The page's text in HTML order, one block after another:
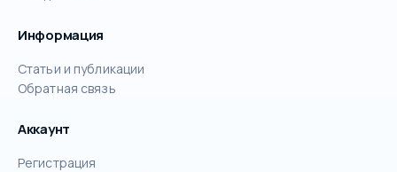
Информация
Статьи и публикации
Обратная связь
Аккаунт
Регистрация